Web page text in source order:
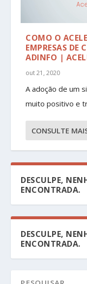
COMO O
EMPRESAS DE
ADINFO |
out 21, 2020
A adoção de um
muito positivo e
CONSULTE
DESCULPE,
ENCONTRADA.
DESCULPE,
ENCONTRADA.